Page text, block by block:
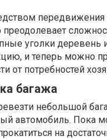
преодолевает
уголки
и теперь можно
потребностей
багажа
небольшой
автомобиль. Пока
на